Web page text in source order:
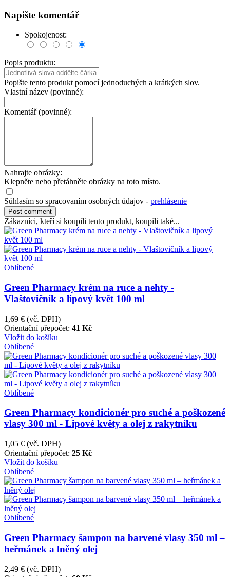
Napište komentář
Spokojenost:
Popis produktu:
Popište tento produkt pomocí jednoduchých a krátkých slov.
Vlastní název (povinné):
Komentář (povinné):
Nahrajte obrázky:
Klepněte nebo přetáhněte obrázky na toto místo.
Súhlasím so spracovaním osobných údajov - prehlásenie
Zákazníci, kteří si koupili tento produkt, koupili také...
Oblíbené
Green Pharmacy krém na ruce a nehty -
Vlaštovičník a lipový květ 100 ml
1,69 € (vč. DPH)
Orientační přepočet: 41 Kč
Vložit do košíku
Oblíbené
Oblíbené
Green Pharmacy kondicionér pro suché a poškozené
vlasy 300 ml - Lipové květy a olej z rakytníku
1,05 € (vč. DPH)
Orientační přepočet: 25 Kč
Vložit do košíku
Oblíbené
Oblíbené
Green Pharmacy šampon na barvené vlasy 350 ml –
heřmánek a lněný olej
2,49 € (vč. DPH)